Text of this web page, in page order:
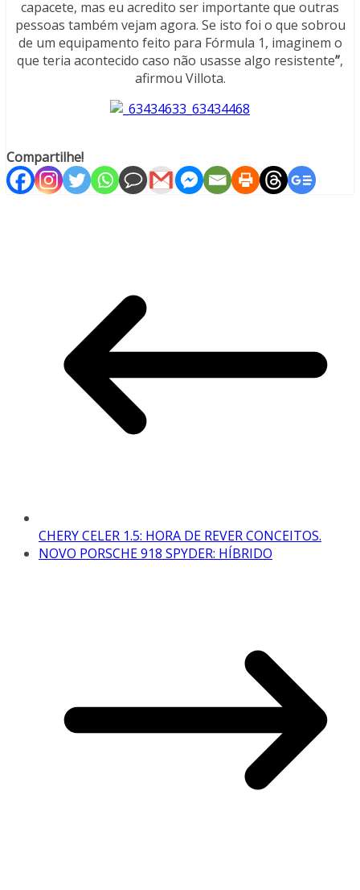
capacete, mas eu acredito ser importante que outras
pessoas também vejam agora. Se isto foi o que sobrou
de um equipamento feito para Fórmula 1, imaginem o
que teria acontecido caso não usasse algo resistente”,
afirmou Villota.
Compartilhe!
CHERY CELER 1.5: HORA DE REVER CONCEITOS.
NOVO PORSCHE 918 SPYDER: HÍBRIDO